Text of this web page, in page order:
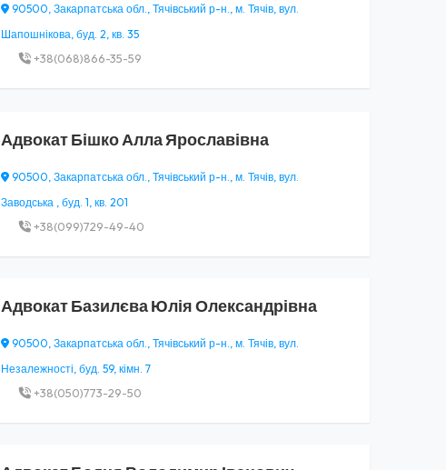
90500, Закарпатська обл., Тячівський р-н., м. Тячів, вул.
Шапошнікова, буд. 2, кв. 35
+38(068)866-35-59
АдвокатБішко Алла Ярославівна
90500, Закарпатська обл., Тячівський р-н., м. Тячів, вул.
Заводська , буд. 1, кв. 201
+38(099)729-49-40
АдвокатБазилєва Юлія Олександрівна
90500, Закарпатська обл., Тячівський р-н., м. Тячів, вул.
Незалежності, буд. 59, кімн. 7
+38(050)773-29-50